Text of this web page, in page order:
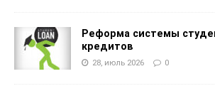
Реформа системы
кредитов
28, июль 2026 0